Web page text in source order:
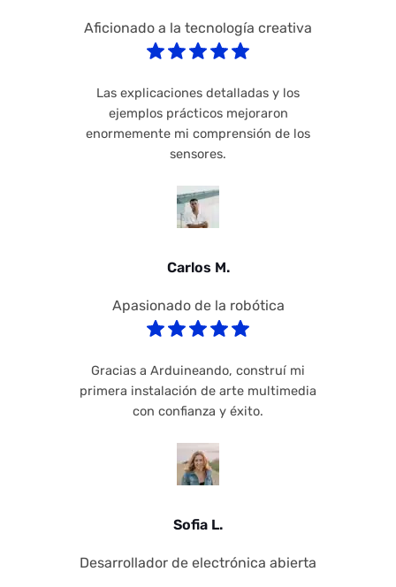
Aficionado a la tecnología creativa
Las explicaciones detalladas y los
ejemplos prácticos mejoraron
enormemente mi comprensión de los
sensores.
Carlos M.
Apasionado de la robótica
Gracias a Arduineando, construí mi
primera instalación de arte multimedia
con confianza y éxito.
Sofia L.
Desarrollador de electrónica abierta